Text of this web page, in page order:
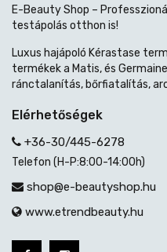
E-Beauty Shop –
testápolás otthon is!
Luxus hajápoló Kérastase
termékek a Matis, és
ránctalanítás, bőrfiatalítás,
Elérhetőségek
+36-30/445-6278
Telefon (H-P:8:00-14:00h)
shop@e-beautyshop.hu
www.etrendbeauty.hu